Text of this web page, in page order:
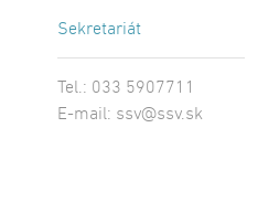
Sekretariát
Tel.: 033 5907711
E-mail: ssv@ssv.sk